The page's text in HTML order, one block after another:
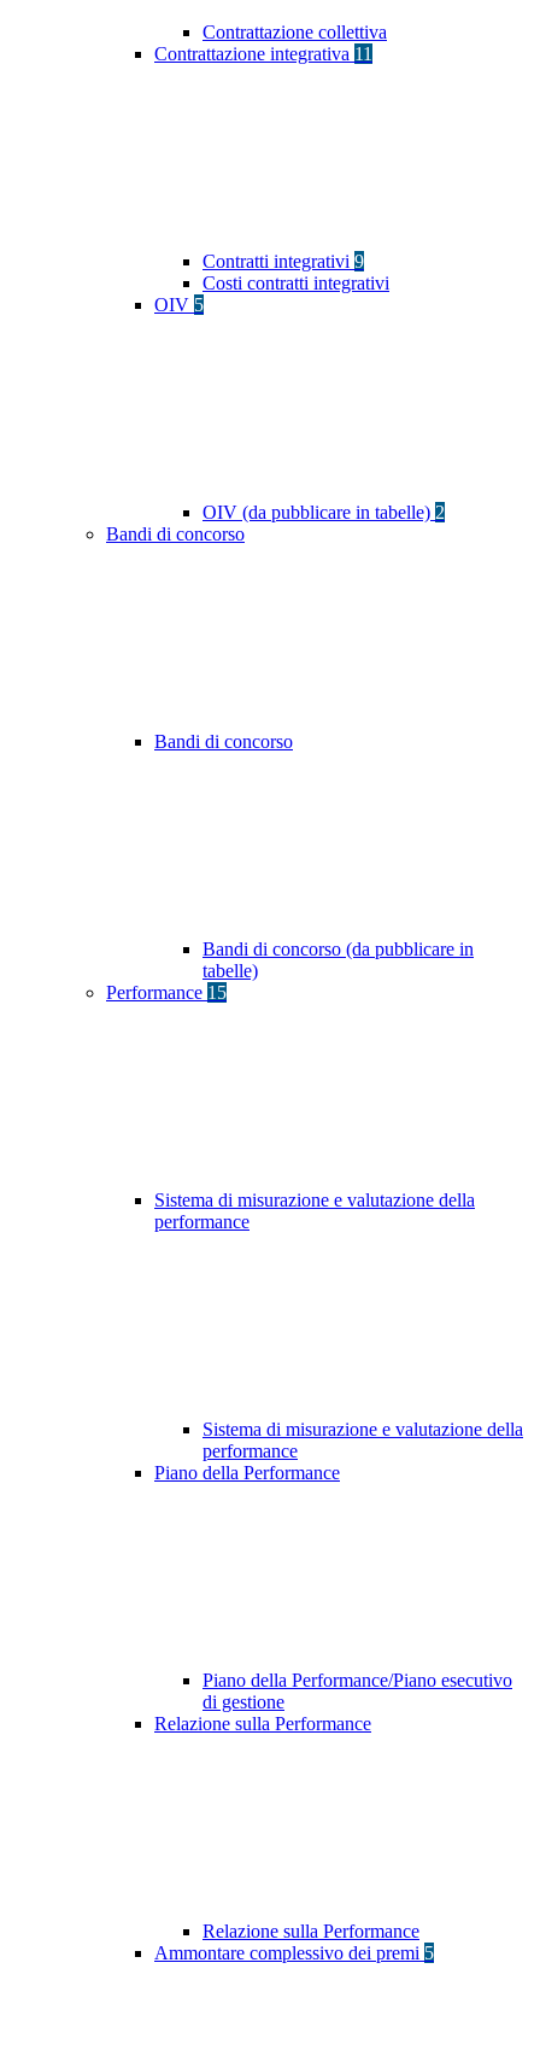
Contrattazione collettiva
Contrattazione integrativa 11
Contratti integrativi 9
Costi contratti integrativi
OIV 5
OIV (da pubblicare in tabelle) 2
Bandi di concorso
Bandi di concorso
Bandi di concorso (da pubblicare in
tabelle)
Performance 15
Sistema di misurazione e valutazione della
performance
Sistema di misurazione e valutazione della
performance
Piano della Performance
Piano della Performance/Piano esecutivo
di gestione
Relazione sulla Performance
Relazione sulla Performance
Ammontare complessivo dei premi 5